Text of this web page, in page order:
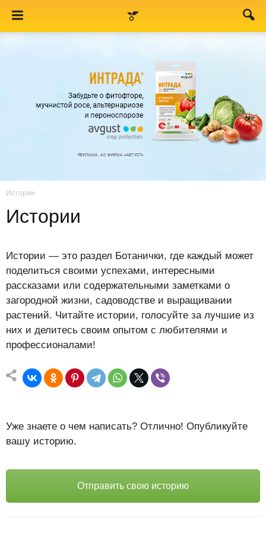
Истории
Истории
Истории — это раздел Ботанички, где каждый может
поделиться своими успехами, интересными
рассказами или содержательными заметками о
загородной жизни, садоводстве и выращивании
растений. Читайте истории, голосуйте за лучшие из
них и делитесь своим опытом с любителями и
профессионалами!
Уже знаете о чем написать? Отлично! Опубликуйте
вашу историю.
Отправить свою историю